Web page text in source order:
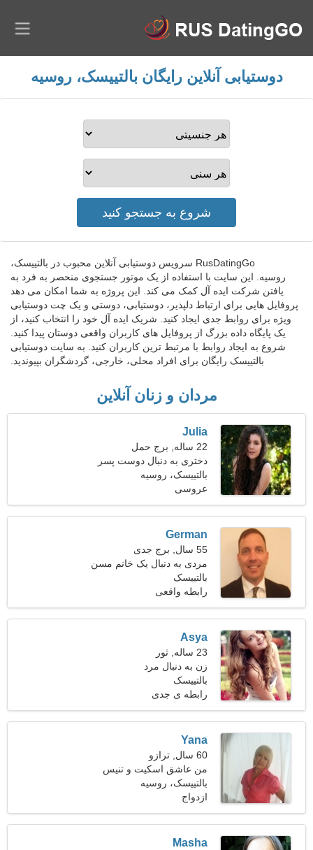
دوستیابی آنلاین رایگان بالتییسک، روسیه
RusDatingGo سرویس دوستیابی آنلاین محبوب در بالتییسک،
روسیه. این سایت با استفاده از یک موتور جستجوی منحصر به فرد به
یافتن شرکت ایده آل کمک می کند. این پروژه به شما امکان می دهد
پروفایل هایی برای ارتباط دلپذیر، دوستیابی، دوستی و یک چت دوستیابی
ویژه برای روابط جدی ایجاد کنید. شریک ایده آل خود را انتخاب کنید، از
یک پایگاه داده بزرگ از پروفایل های کاربران واقعی دوستان پیدا کنید.
شروع به ایجاد روابط با مرتبط ترین کاربران کنید. به سایت دوستیابی
بالتییسک رایگان برای افراد محلی، خارجی، گردشگران بپیوندید.
مردان و زنان آنلاین
Julia
22 ساله, برج حمل
دختری به دنبال دوست پسر
28-30
بالتییسک، روسیه
عروسی
German
55 سال, برج جدی
مردی به دنبال یک خانم مسن
47-50
بالتییسک
رابطه واقعی
Asya
23 ساله, ثور
زن به دنبال مرد
بالتییسک
رابطه ی جدی
Yana
60 سال, ترازو
من عاشق اسکیت و تنیس
هستم
بالتییسک، روسیه
ازدواج
Masha